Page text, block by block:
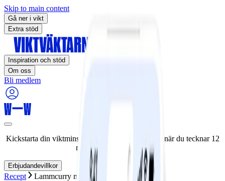
Skip to main content
Gå ner i vikt
Extra stöd
Inspiration och stöd
Om oss
Bli medlem
Kickstarta din viktminskningsresa nu! Spara 50% när du tecknar 12
månaders medlemskap.
Erbjudandevillkor
Recept Lammcurry med fruktig couscous